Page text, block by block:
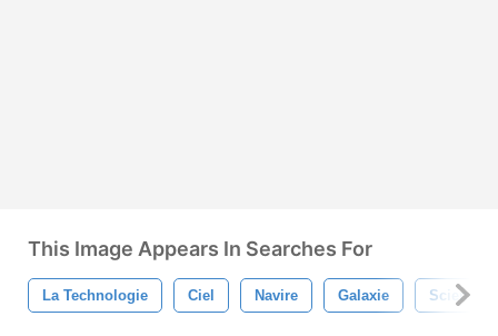
This Image Appears In Searches For
La Technologie Ciel Navire Galaxie Science